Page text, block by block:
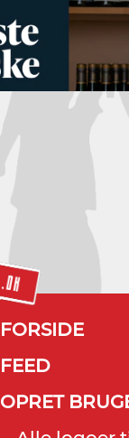
FORSIDE
FEED
OPRET